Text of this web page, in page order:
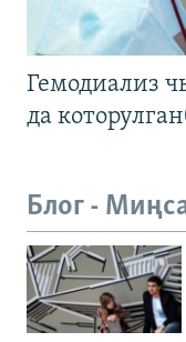
Гемодиализ
да
Блог -